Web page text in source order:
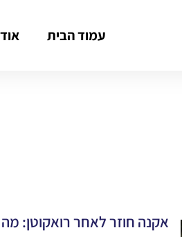
עמוד הבית
אקנה חוזר לאחר רואקוטן: